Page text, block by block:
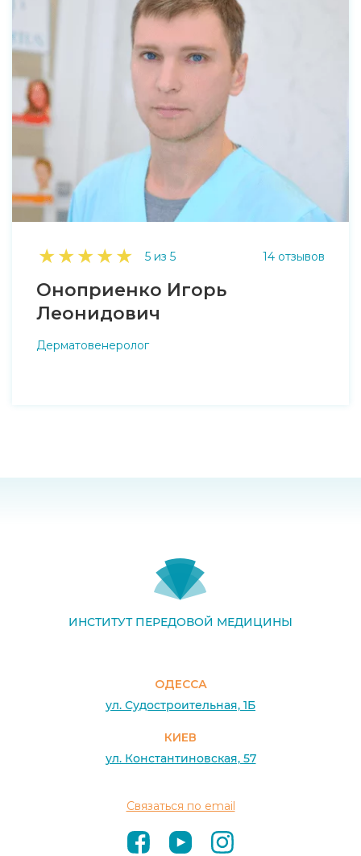
★★★★★ 5 из 5 14 отзывов
Оноприенко Игорь
Леонидович
Дерматовенеролог
ИНСТИТУТ ПЕРЕДОВОЙ МЕДИЦИНЫ
ОДЕССА
ул. Судостроительная, 1Б
КИЕВ
ул. Константиновская, 57
Связаться по email